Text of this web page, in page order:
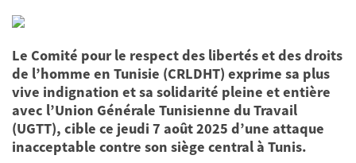
Le Comité pour le respect des libertés et des droits
de l’homme en Tunisie (CRLDHT) exprime sa plus
vive indignation et sa solidarité pleine et entière
avec l’Union Générale Tunisienne du Travail
(UGTT), cible ce jeudi 7 août 2025 d’une attaque
inacceptable contre son siège central à Tunis.